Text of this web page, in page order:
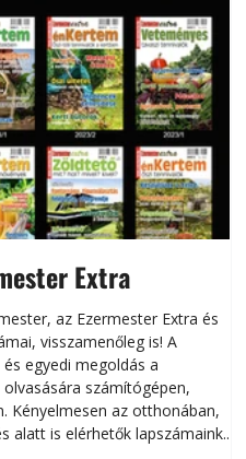
Extra
az Ezermester Extra és
visszamenőleg is! A
egyedi megoldás a
számítógépen,
Kényelmesen az otthonában,
alatt is elérhetők lapszámaink.